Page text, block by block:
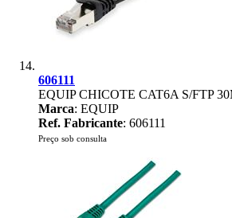
606111
EQUIP CHICOTE CAT6A S/FTP
Marca: EQUIP
Ref. Fabricante: 606111
Preço sob consulta